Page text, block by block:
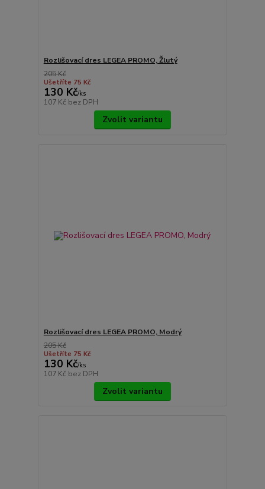
Rozlišovací dres LEGEA PROMO, Žlutý
205 Kč
Ušetříte 75 Kč
130 Kč/ks
107 Kč bez DPH
Zvolit variantu
Rozlišovací dres LEGEA PROMO, Modrý
205 Kč
Ušetříte 75 Kč
130 Kč/ks
107 Kč bez DPH
Zvolit variantu